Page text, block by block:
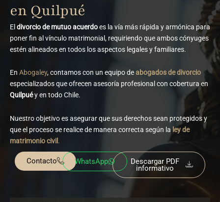
en Quilpué
El divorcio de mutuo acuerdoes la vía más rápida y armónica para
poner fin al vínculo matrimonial, requiriendo que ambos cónyuges
estén alineados en todos los aspectos legales y familiares.
En Abogaley, contamos con un equipo deabogados de divorcio
especializados que ofrecen asesoría profesional con cobertura en
Quilpuéy en todo Chile.
Nuestro objetivo es asegurar que sus derechos sean protegidos y
que el proceso se realice de manera correcta según laley de
matrimonio civil .
Contacto WhatsApp Descargar PDF
informativo